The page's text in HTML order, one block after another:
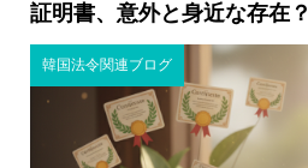
証明書、意外と身近な存在？
韓国法令関連ブログ